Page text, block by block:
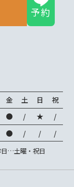
予約
金 土 日
祝
● / ★
/
● / / /
…土曜・祝日